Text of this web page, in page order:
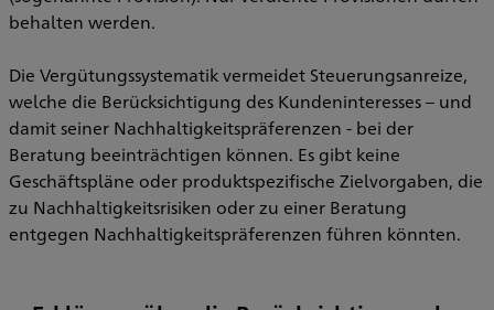
behalten werden.
Die Vergütungssystematik vermeidet Steuerungsanreize,
welche die Berücksichtigung des Kundeninteresses – und
damit seiner Nachhaltigkeitspräferenzen - bei der
Beratung beeinträchtigen können. Es gibt keine
Geschäftspläne oder produktspezifische Zielvorgaben, die
zu Nachhaltigkeitsrisiken oder zu einer Beratung
entgegen Nachhaltigkeitspräferenzen führen könnten.